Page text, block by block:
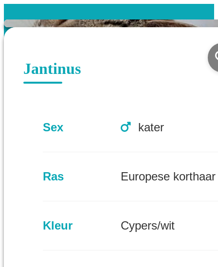
Jantinus
Sex kater
Ras Europese korthaar
Kleur Cypers/wit